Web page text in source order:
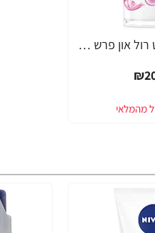
ניוואה דאודורנט רול און פרש פלוואר ללא אלומיניום לאשה 50 מ''ל - מבית NIVEA